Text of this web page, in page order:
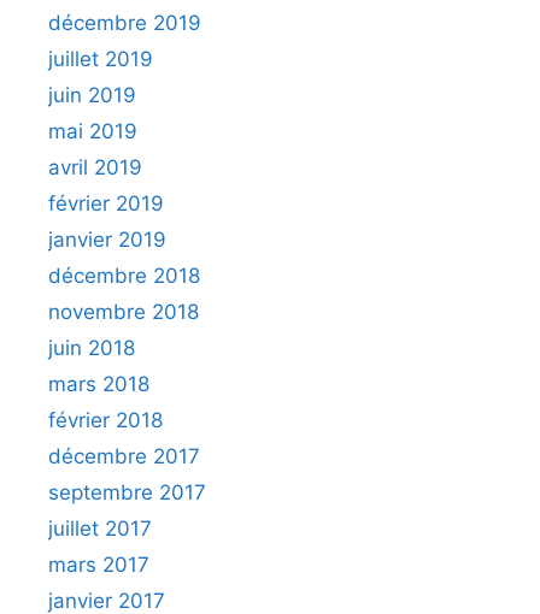
décembre 2019
juillet 2019
juin 2019
mai 2019
avril 2019
février 2019
janvier 2019
décembre 2018
novembre 2018
juin 2018
mars 2018
février 2018
décembre 2017
septembre 2017
juillet 2017
mars 2017
janvier 2017